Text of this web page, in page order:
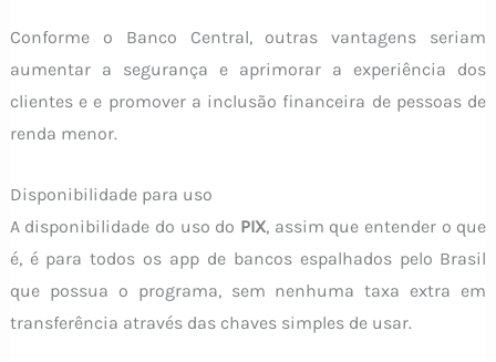
Conforme o Banco Central, outras vantagens seriam
aumentar a segurança e aprimorar a experiência dos
clientes e e promover a inclusão financeira de pessoas de
renda menor.
Disponibilidade para uso
A disponibilidade do uso do PIX, assim que entender o que
é, é para todos os app de bancos espalhados pelo Brasil
que possua o programa, sem nenhuma taxa extra em
transferência através das chaves simples de usar.